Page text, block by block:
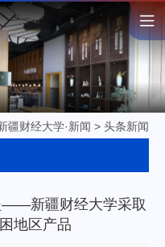
疆财经大学·新闻 > 头条新闻
——新疆财经大学采取
地区产品